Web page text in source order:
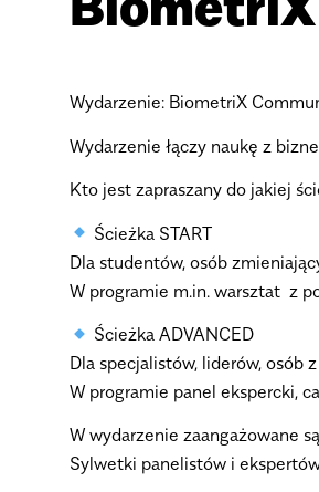
Wydarzenie: BiometriX
Wydarzenie łączy naukę z
Kto jest zapraszany do jakiej
Ścieżka START
Dla studentów, osób
W programie m.in. warsztat z
Ścieżka ADVANCED
Dla specjalistów, liderów, osób
W programie panel ekspercki,
W wydarzenie zaangażowane
Sylwetki panelistów i